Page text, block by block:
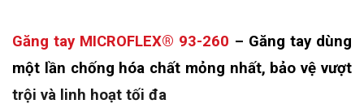
Găng tay MICROFLEX® 93-260 – Găng tay dùng
một lần chống hóa chất mỏng nhất, bảo vệ vượt
trội và linh hoạt tối đa